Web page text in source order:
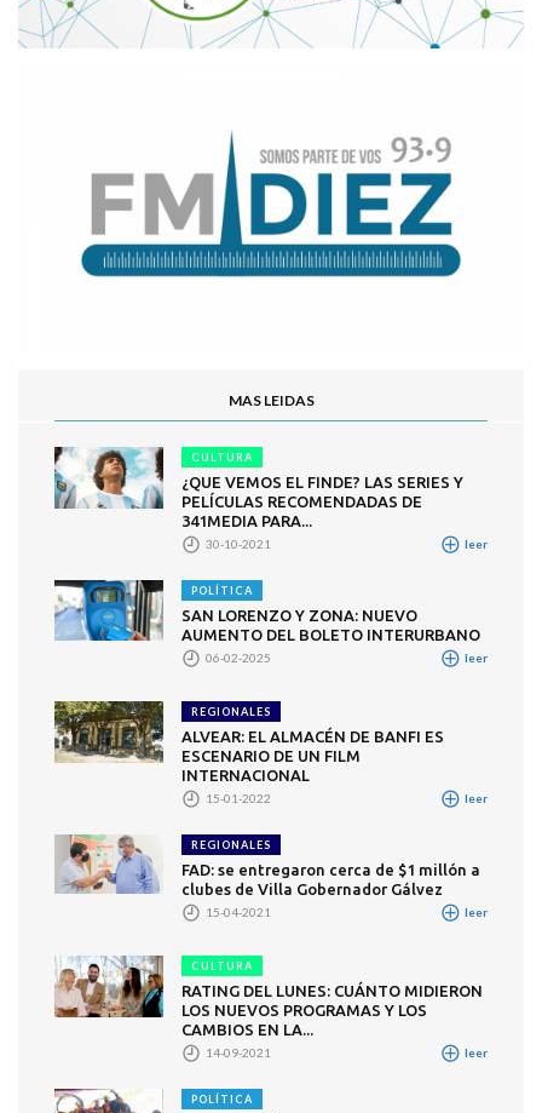
MAS LEIDAS
CULTURA
¿QUE VEMOS EL FINDE? LAS SERIES Y
PELÍCULAS RECOMENDADAS DE
341MEDIA PARA...
30-10-2021 leer
POLÍTICA
SAN LORENZO Y ZONA: NUEVO
AUMENTO DEL BOLETO INTERURBANO
06-02-2025 leer
REGIONALES
ALVEAR: EL ALMACÉN DE BANFI ES
ESCENARIO DE UN FILM
INTERNACIONAL
15-01-2022 leer
REGIONALES
FAD: se entregaron cerca de $1 millón a
clubes de Villa Gobernador Gálvez
15-04-2021 leer
CULTURA
RATING DEL LUNES: CUÁNTO MIDIERON
LOS NUEVOS PROGRAMAS Y LOS
CAMBIOS EN LA...
14-09-2021 leer
POLÍTICA